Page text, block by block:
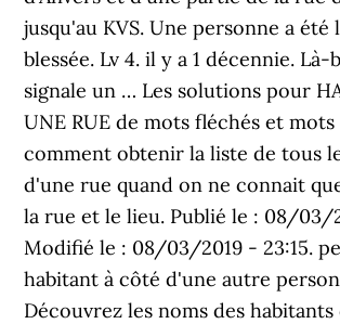
jusqu'au KVS. Une personne a été
blessée. Lv 4. il y a 1 décennie. Là-
signale un … Les solutions pour
UNE RUE de mots fléchés et mots
comment obtenir la liste de tous
d'une rue quand on ne connait
la rue et le lieu. Publié le : 08/03/
Modifié le : 08/03/2019 - 23:15.
habitant à côté d'une autre
Découvrez les noms des